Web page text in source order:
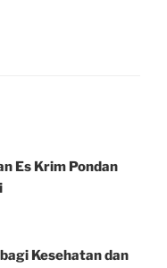
Es Krim Pondan
Kesehatan dan